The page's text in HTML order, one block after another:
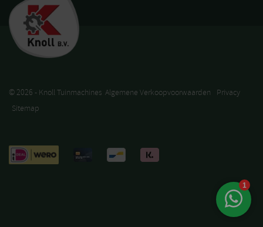
© 2026 - Knoll Tuinmachines Algemene Verkoopvoorwaarden
Privacy
Sitemap